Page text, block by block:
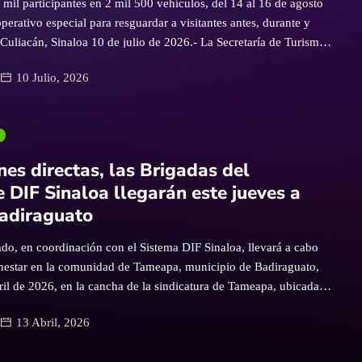
mil participantes en 2 mil 500 vehículos, del 14 al 16 de agosto
especial para resguardar a visitantes antes, durante y
Sinaloa 10 de julio de 2026.- La Secretaría de Turismo,
Off Road 2026, en su doceava edición, evento que se
Osuna, acompañada de la diputada presidenta de la Comisión de
evento refleja la fuerza, el entusiasmo y el compromiso […]
10 Julio, 2026
directas, las Brigadas del
DIF Sinaloa llegarán este jueves a
en coordinación con el Sistema DIF Sinaloa, llevará a cabo
en la comunidad de Tameapa, municipio de Badiraguato,
de 2026, en la cancha de la sindicatura de Tameapa, ubicada
gratuita para toda la población. A través de estas
13 Abril, 2026